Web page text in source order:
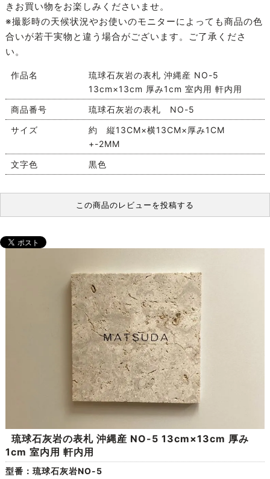
きお買い物をお楽しみくださいませ。
※撮影時の天候状況やお使いのモニターによっても商品の色
合いが若干実物と違う場合がございます。ご了承くださ
い。
作品名
琉球石灰岩の表札 沖縄産 NO-5
13cm×13cm 厚み1cm 室内用 軒内用
商品番号
琉球石灰岩の表札 NO-5
サイズ
約 縦13CM×横13CM×厚み1CM
+-2MM
文字色
黒色
この商品のレビューを投稿する
琉球石灰岩の表札 沖縄産 NO-5 13cm×13cm 厚み
1cm 室内用 軒内用
型番：琉球石灰岩NO-5